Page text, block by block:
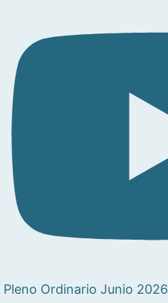
Pleno Ordinario Junio 2026